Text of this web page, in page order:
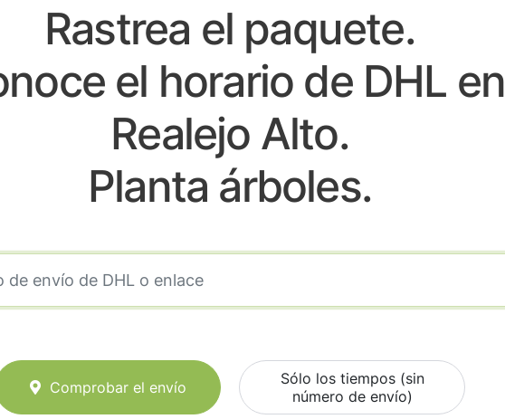
Rastrea el paquete.
el horario de DHL en
Realejo Alto.
Planta árboles.
Comprobar el envío
Sólo los tiempos (sin
número de envío)